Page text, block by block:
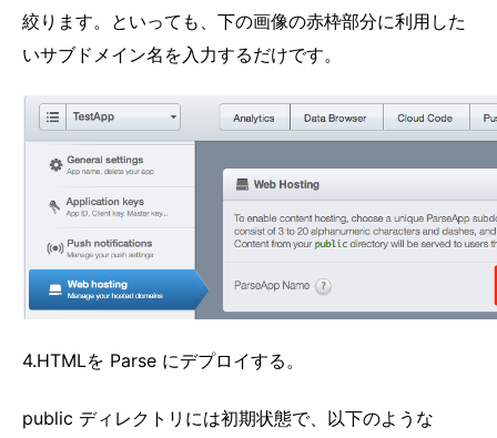
絞ります。といっても、下の画像の赤枠部分に利用した
いサブドメイン名を入力するだけです。
4.HTMLを Parse にデプロイする。
public ディレクトリには初期状態で、以下のような